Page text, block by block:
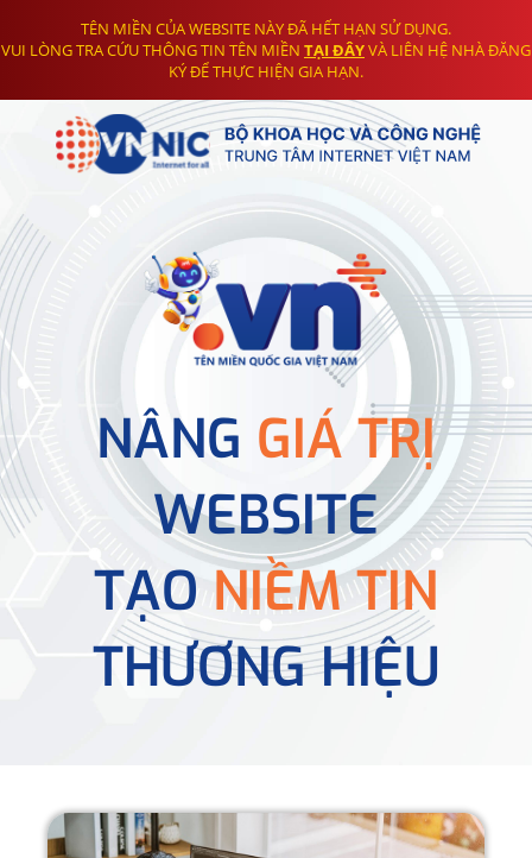
TÊN MIỀN CỦA WEBSITE NÀY ĐÃ HẾT HẠN SỬ DỤNG.
VUI LÒNG TRA CỨU THÔNG TIN TÊN MIỀN TẠI ĐÂYVÀ LIÊN HỆ NHÀ ĐĂNG
KÝ ĐỂ THỰC HIỆN GIA HẠN.
NÂNG GIÁ TRỊ
WEBSITE
TẠONIỀM TIN
THƯƠNG HIỆU